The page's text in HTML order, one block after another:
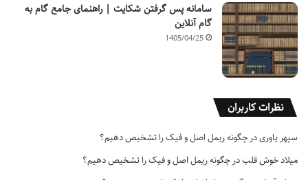
سامانه پس گرفتن شکایت | راهنمای جامع گام به
گام آنلاین
1405/04/25
نظرات کاربران
سپهر یاوریدر چگونه ریمل اصل و فیک را تشخیص دهیم؟
میلاد خوش قلبدر چگونه ریمل اصل و فیک را تشخیص دهیم؟